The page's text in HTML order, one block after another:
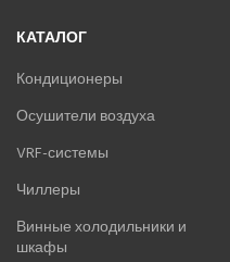
КАТАЛОГ
Кондиционеры
Осушители воздуха
VRF-системы
Чиллеры
Винные холодильники и
шкафы